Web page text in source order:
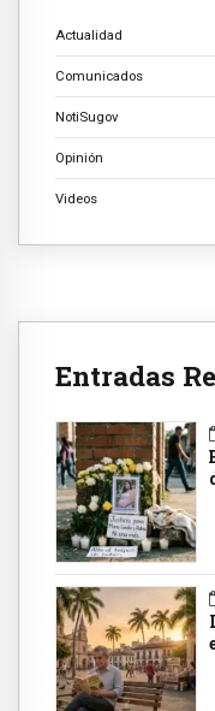
Actualidad
Comunicados
NotiSugov
Opinión
Videos
Entradas